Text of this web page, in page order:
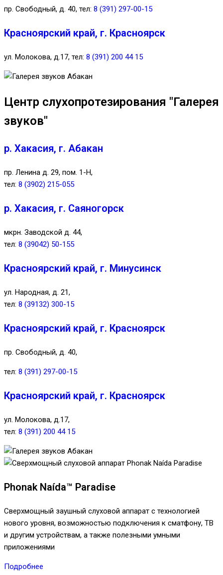
пр. Свободный, д. 40, тел: 8 (391) 297-00-15
Красноярский край, г. Красноярск
ул. Молокова, д.17, тел: 8 (391) 200 44 15
Центр слухопротезирования "Галерея
звуков"
р. Хакасия, г. Абакан
пр. Ленина д. 29, пом. 1-Н,
тел: 8 (3902) 215-055
р. Хакасия, г. Саяногорск
мкрн. Заводской д. 44,
тел: 8 (39042) 50-155
Красноярский край, г. Минусинск
ул. Народная, д. 21,
тел: 8 (39132) 300-15
Красноярский край, г. Красноярск
пр. Свободный, д. 40,
тел: 8 (391) 297-00-15
Красноярский край, г. Красноярск
ул. Молокова, д.17,
тел: 8 (391) 200 44 15
Phonak Naída™ Paradise
Сверхмощный заушный слуховой аппарат с технологией
нового уровня, возможностью подключения к сматфону, ТВ
и другим устройствам, а также полезными умными
приложениями
Подробнее